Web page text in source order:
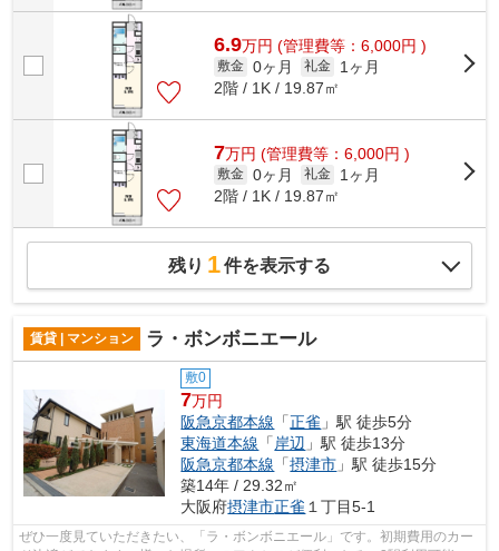
6.9万円 (管理費等：6,000円 )
敷金 0ヶ月 礼金
1ヶ月
2階 / 1K / 19.87㎡
7万円 (管理費等：6,000円 )
敷金 0ヶ月 礼金
1ヶ月
2階 / 1K / 19.87㎡
残り 1件を表示する
賃貸 | マンション ラ・ボンボニエール
敷0
7万円
阪急京都本線 「正雀 」駅 徒歩5分
東海道本線 「 岸辺 」駅 徒歩13分
阪急京都本線 「摂津市 」駅 徒歩15分
築14年 / 29.32㎡
大阪府摂津市正雀 １丁目5-1
ぜひ一度見ていただきたい、「ラ・ボンボニエール」です。初期費用のカー